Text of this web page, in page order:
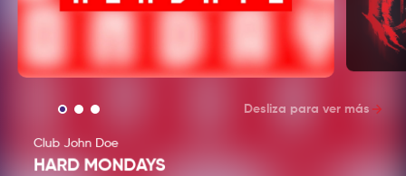
Club John Doe
HARD MONDAYS
Desliza para ver más